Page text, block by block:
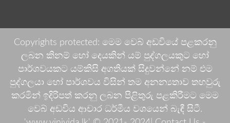
Copyrights protected: මෙම වෙබ් අඩවියේ පළකරනු
ලබන කිනම් හෝ දෙයකින් යම් පුද්ගලයකුට හෝ
පාර්ශවයකට යම්කිසි අගතියක් සිදුවන්නේ නම් එම
පුද්ගලයා හෝ පාර්ශවය විසින් තම අනන්‍යතාව තහවුරු
කරමින් ඉදිරිපත් කරනු ලබන පිළිතුරු පළකිරීමට මෙම
වෙබ් අඩවිය ආචාර ධර්මීය වශයෙන් බැඳී සිටී.